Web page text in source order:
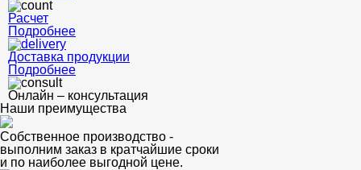
Расчет
Подробнее
Доставка продукции
Подробнее
Онлайн – консультация
Наши преимущества
Собственное производство -
выполним заказ в кратчайшие сроки
и по наиболее выгодной цене.